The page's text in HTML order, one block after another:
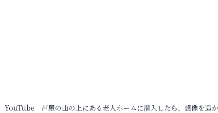
YouTube 芦屋の山の上にある老人ホームに潜入したら、想像を遥